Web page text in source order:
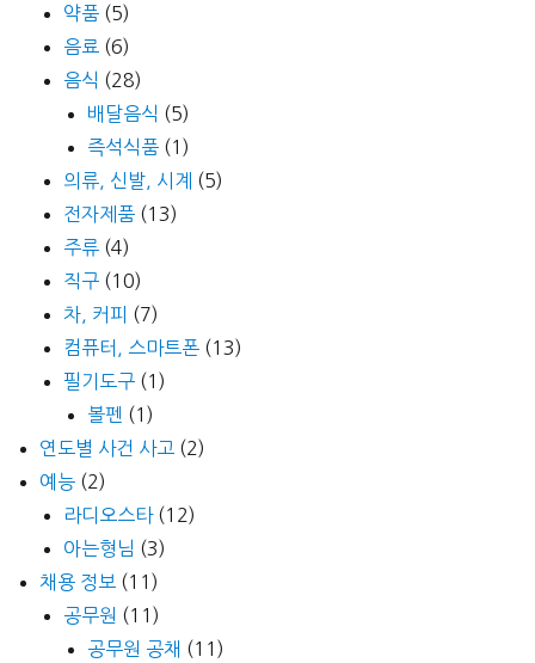
약품 (5)
음료 (6)
음식 (28)
배달음식 (5)
즉석식품 (1)
의류, 신발, 시계 (5)
전자제품 (13)
주류 (4)
직구 (10)
차, 커피 (7)
컴퓨터, 스마트폰 (13)
필기도구 (1)
볼펜 (1)
연도별 사건 사고 (2)
예능 (2)
라디오스타(12)
아는형님 (3)
채용 정보 (11)
공무원 (11)
공무원 공채 (11)